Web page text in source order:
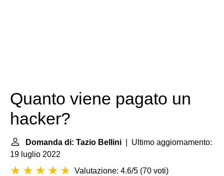
Quanto viene pagato un
hacker?
Domanda di: Tazio Bellini | Ultimo aggiornamento:
19 luglio 2022
Valutazione: 4.6/5 (70 voti)